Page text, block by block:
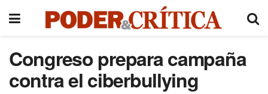
Congreso prepara campaña
contra el ciberbullying